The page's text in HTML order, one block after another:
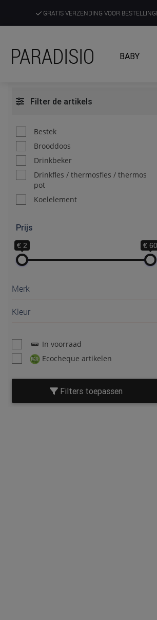
GRATIS VERZENDING VOOR
ONTDEK, BELEEF EN KRIJG ADVIES IN
PARADISIO BABY
Filter de artikels
Bestek
Brooddoos
Drinkbeker
Drinkfles / thermosfles / thermos
pot
Koelelement
Prijs
€ 2 € 60
Merk
Kleur
In voorraad
Ecocheque artikelen
Filters toepassen